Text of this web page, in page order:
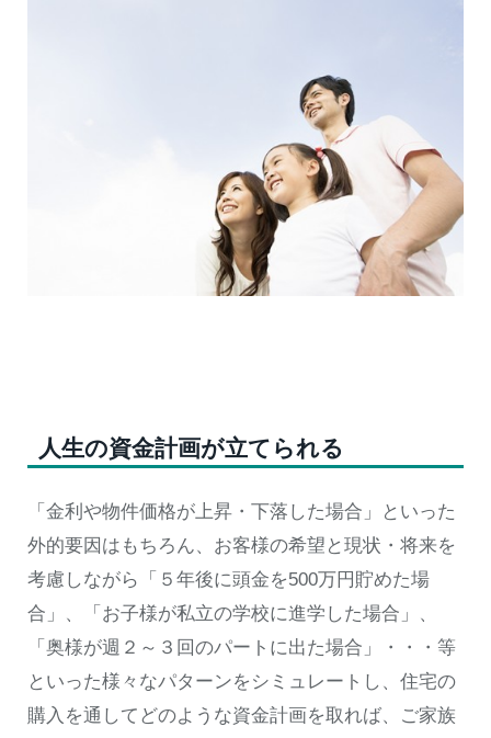
人生の資金計画が立てられる
「金利や物件価格が上昇・下落した場合」といった
外的要因はもちろん、お客様の希望と現状・将来を
考慮しながら「５年後に頭金を500万円貯めた場
合」、「お子様が私立の学校に進学した場合」、
「奥様が週２～３回のパートに出た場合」・・・等
といった様々なパターンをシミュレートし、住宅の
購入を通してどのような資金計画を取れば、ご家族